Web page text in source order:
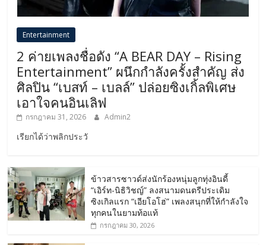
Entertainment
2 ค่ายเพลงชื่อดัง “A BEAR DAY – Rising
Entertainment” ผนึกกำลังครั้งสำคัญ ส่ง
ศิลปิน “เบสท์ – เบลล์” ปล่อยซิงเกิ้ลพิเศษ
เอาใจคนอินเลิฟ
กรกฎาคม 31, 2026 Admin2
เรียกได้ว่าพลิกประวั
ข้าวสารซาวด์ส่งนักร้องหนุ่มลูกทุ่งอินดี้
“เอิร์ท-นิธิวิชญ์” ลงสนามดนตรีประเดิม
ซิงเกิลแรก “เอียโอโฮ่” เพลงสนุกที่ให้กำลังใจ
ทุกคนในยามท้อแท้
กรกฎาคม 30, 2026